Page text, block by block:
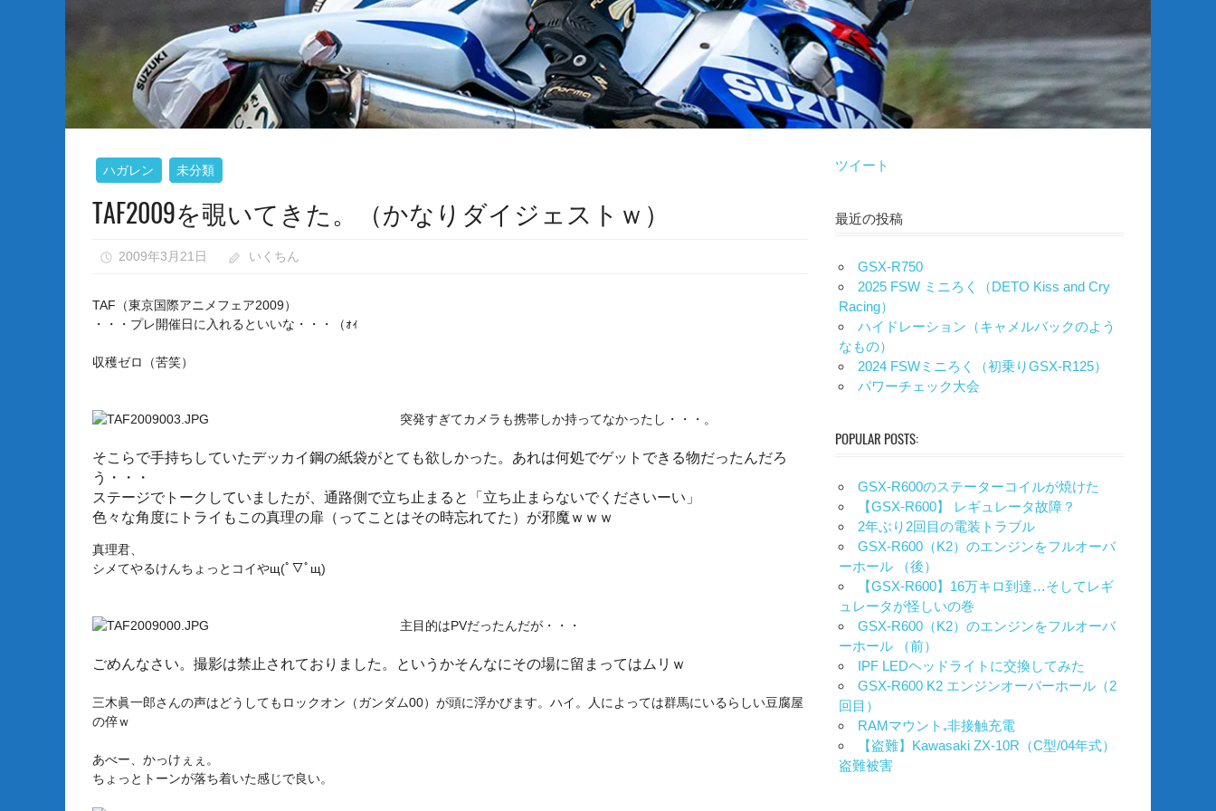
ハガレン 未分類
TAF2009を覗いてきた。（かなりダイジェストｗ）
2009年3月21日 いくちん
TAF（東京国際アニメフェア2009）
・・・プレ開催日に入れるといいな・・・（ｫｨ
収穫ゼロ（苦笑）
突発すぎてカメラも携帯しか持ってなかったし・・・。
そこらで手持ちしていたデッカイ鋼の紙袋がとても欲しかった。あれは何処でゲットできる物だったんだろ
う・・・
ステージでトークしていましたが、通路側で立ち止まると「立ち止まらないでくださいーい」
色々な角度にトライもこの真理の扉（ってことはその時忘れてた）が邪魔ｗｗｗ
真理君、
シメてやるけんちょっとコイやщ(ﾟ▽ﾟщ)
主目的はPVだったんだが・・・
ごめんなさい。撮影は禁止されておりました。というかそんなにその場に留まってはムリｗ
三木眞一郎さんの声はどうしてもロックオン（ガンダム00）が頭に浮かびます。ハイ。人によっては群馬にいるらしい豆腐屋
の倅ｗ
あべー、かっけぇぇ。
ちょっとトーンが落ち着いた感じで良い。
ツイート
最近の投稿
GSX-R750
2025 FSW ミニろく（DETO Kiss and Cry
Racing）
ハイドレーション（キャメルバックのよう
なもの）
2024 FSWミニろく（初乗りGSX-R125）
パワーチェック大会
POPULAR POSTS:
GSX-R600のステーターコイルが焼けた
【GSX-R600】 レギュレータ故障？
2年ぶり2回目の電装トラブル
GSX-R600（K2）のエンジンをフルオーバ
ーホール （後）
【GSX-R600】16万キロ到達…そしてレギ
ュレータが怪しいの巻
GSX-R600（K2）のエンジンをフルオーバ
ーホール （前）
IPF LEDヘッドライトに交換してみた
GSX-R600 K2 エンジンオーバーホール（2
回目）
RAMマウント₊非接触充電
【盗難】Kawasaki ZX-10R（C型/04年式）
盗難被害